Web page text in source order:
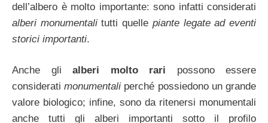
dell’albero è molto importante: sono infatti considerati
alberi monumentalitutti quelle piante legate ad eventi
storici importanti.
Anche gli alberi molto rari possono essere
consideratimonumentali perché possiedono un grande
valore biologico; infine, sono da ritenersi monumentali
anche tutti gli alberi importanti sotto il profilo